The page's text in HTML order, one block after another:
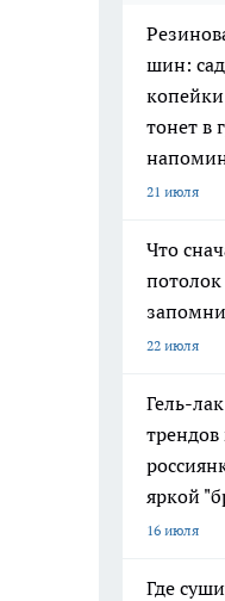
шин:
тонет в
21 июля
Что
22 июля
Гель-
яркой
16 июля
Где